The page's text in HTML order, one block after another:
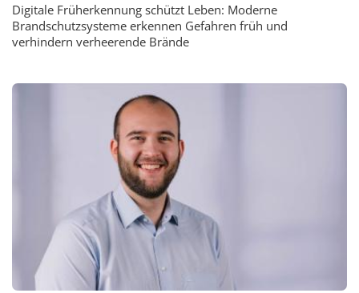
Digitale Früherkennung schützt Leben: Moderne
Brandschutzsysteme erkennen Gefahren früh und
verhindern verheerende Brände